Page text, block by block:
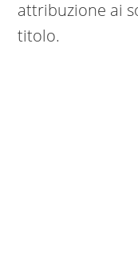
attribuzione ai
titolo.